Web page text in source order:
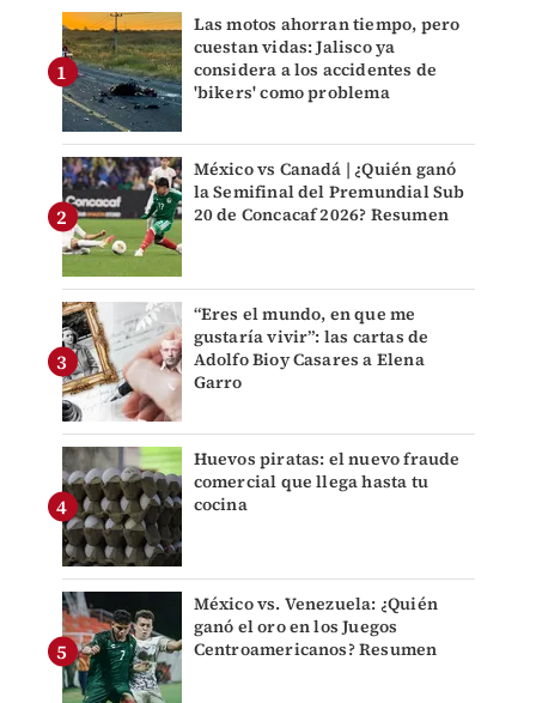
Las motos ahorran tiempo, pero
cuestan vidas: Jalisco ya
considera a los accidentes de
'bikers' como problema
México vs Canadá | ¿Quién ganó
la Semifinal del Premundial Sub
20 de Concacaf 2026? Resumen
“Eres el mundo, en que me
gustaría vivir”: las cartas de
Adolfo Bioy Casares a Elena
Garro
Huevos piratas: el nuevo fraude
comercial que llega hasta tu
cocina
México vs. Venezuela: ¿Quién
ganó el oro en los Juegos
Centroamericanos? Resumen